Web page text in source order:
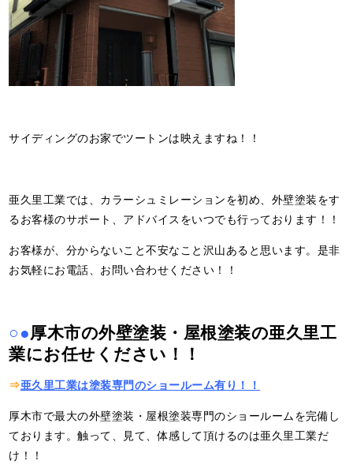
サイディングのお家でツートンは映えますね！！
亜久里工業では、カラーシュミレーションを初め、外壁塗装をす
るお客様のサポート、アドバイスをいつでも行っております！！
お客様が、分からないこと不安なこと沢山あると思います。是非
お気軽にお電話、お問い合わせください！！
○●厚木市の外壁塗装・屋根塗装の亜久里工
業にお任せください！！
⇒亜久里工業は塗装専門のショールーム有り！！
厚木市で最大の外壁塗装・屋根塗装専門のショールームを完備し
ております。触って、見て、体感して頂けるのは亜久里工業だ
け！！